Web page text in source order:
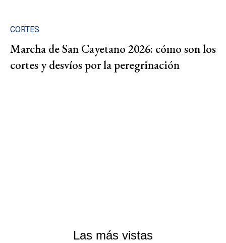
CORTES
Marcha de San Cayetano 2026: cómo son los
cortes y desvíos por la peregrinación
Las más vistas